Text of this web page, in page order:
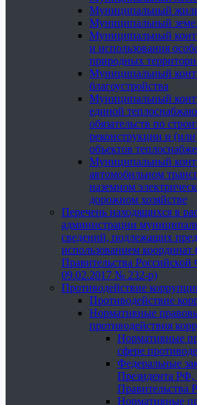
Муниципальный
Муниципальный
Муниципальный
и использования
природных
Муниципальный
благоустройства
Муниципальный
единой
обязательств по
реконструкции и
объектов
Муниципальный
автомобильном
наземном
дорожном хозяйстве
Перечень находящихся в
администрации
сведений, подлежащих
использованием координат
Правительства
09.02.2017 № 232-р)
Противодействие
Противодействие
Нормативные
противодействия
Нормативные
сфере
Федеральные
Президента РФ,
Правительства
Нормативные